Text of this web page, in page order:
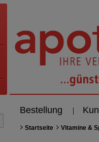
Bestellung
Startseite Vitamine &